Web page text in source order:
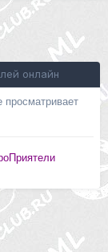
онлайн
просматривает